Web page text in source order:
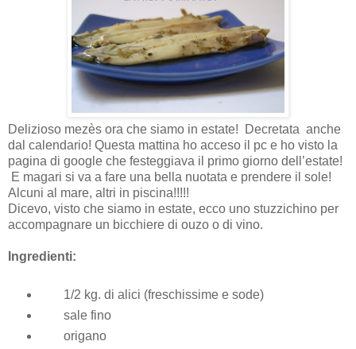
Delizioso mezès ora che siamo in estate! Decretata anche
dal calendario! Questa mattina ho acceso il pc e ho visto la
pagina di google che festeggiava il primo giorno dell’estate!
E magari si va a fare una bella nuotata e prendere il sole!
Alcuni al mare, altri in piscina!!!!!
Dicevo, visto che siamo in estate, ecco uno stuzzichino per
accompagnare un bicchiere di ouzo o di vino.
Ingredienti:
1/2 kg. di alici (freschissime e sode)
sale fino
origano